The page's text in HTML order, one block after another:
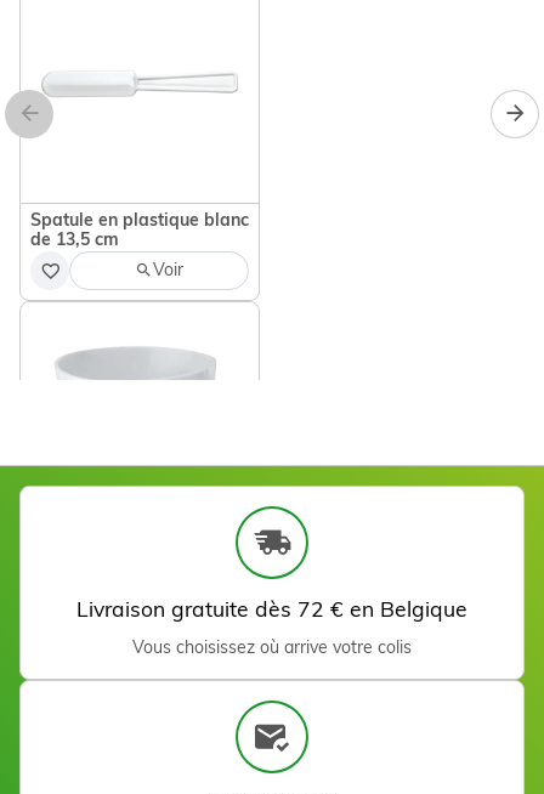
Vera 500 ml
9,90 €
Spatule en plastique blanc
de 13,5 cm
Voir
Livraison gratuite dès 72 € en Belgique
Vous choisissez où arrive votre colis